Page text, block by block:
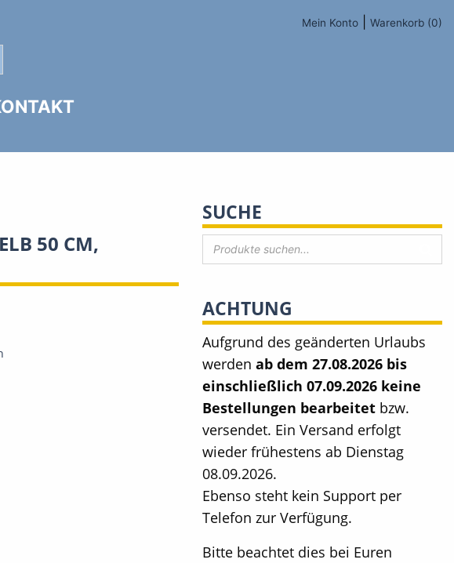
Mein Konto Warenkorb (0)
50 CM,
SUCHE
ACHTUNG
Aufgrund des geänderten Urlaubs
werden ab dem 27.08.2026 bis
einschließlich 07.09.2026 keine
Bestellungen bearbeitet bzw.
versendet. Ein Versand erfolgt
wieder frühestens ab Dienstag
08.09.2026.
Ebenso steht kein Support per
Telefon zur Verfügung.
Bitte beachtet dies bei Euren